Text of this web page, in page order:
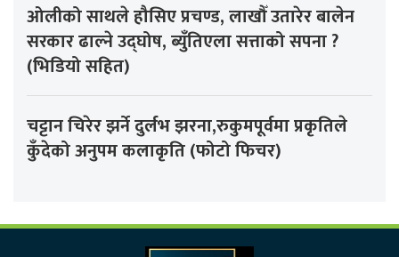
ओलीको साथले हौसिए प्रचण्ड, लाखौँ उतारेर बालेन
सरकार ढाल्ने उद्घोष, ब्युँतिएला सत्ताको सपना ?
(भिडियो सहित)
चट्टान चिरेर झर्ने दुर्लभ झरना,रुकुमपूर्वमा प्रकृतिले
कुँदेको अनुपम कलाकृति (फोटो फिचर)